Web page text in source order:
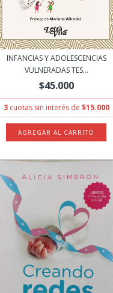
INFANCIAS Y ADOLESCENCIAS
VULNERADAS TES...
$45.000
3 cuotas sin interés de $15.000